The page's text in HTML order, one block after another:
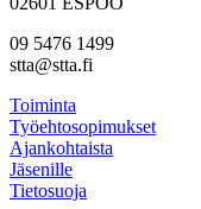
09 5476 1499
stta@stta.fi
Toiminta
Työehtosopimukset
Ajankohtaista
Jäsenille
Tietosuoja